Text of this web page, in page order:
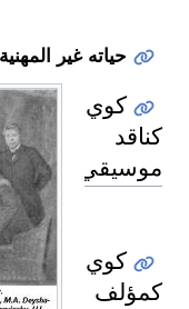
حياته غير
كوي
كناقد
موسيقي
كوي
كمؤلف